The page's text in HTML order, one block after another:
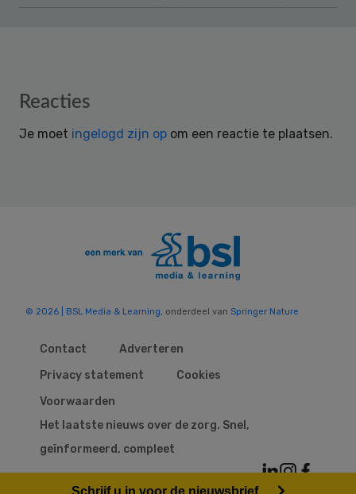
Reader
Reacties
Je moet ingelogd zijn op om een reactie te plaatsen.
© 2026 | BSL Media & Learning, onderdeel van Springer Nature
Contact
Adverteren
Privacy statement
Cookies
Voorwaarden
Het laatste nieuws over de zorg. Snel,
geïnformeerd, compleet
Schrijf u in voor de nieuwsbrief